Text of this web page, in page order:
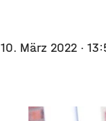
10. März 2022 ·